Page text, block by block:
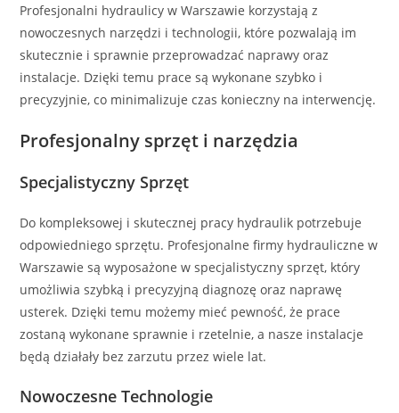
Profesjonalni hydraulicy w Warszawie korzystają z
nowoczesnych narzędzi i technologii, które pozwalają im
skutecznie i sprawnie przeprowadzać naprawy oraz
instalacje. Dzięki temu prace są wykonane szybko i
precyzyjnie, co minimalizuje czas konieczny na interwencję.
Profesjonalny sprzęt i narzędzia
Specjalistyczny Sprzęt
Do kompleksowej i skutecznej pracy hydraulik potrzebuje
odpowiedniego sprzętu. Profesjonalne firmy hydrauliczne w
Warszawie są wyposażone w specjalistyczny sprzęt, który
umożliwia szybką i precyzyjną diagnozę oraz naprawę
usterek. Dzięki temu możemy mieć pewność, że prace
zostaną wykonane sprawnie i rzetelnie, a nasze instalacje
będą działały bez zarzutu przez wiele lat.
Nowoczesne Technologie